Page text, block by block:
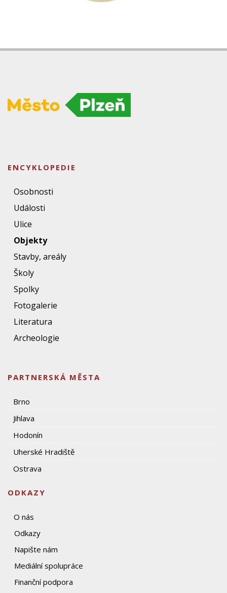
ENCYKLOPEDIE
Osobnosti
Události
Ulice
Objekty
Stavby, areály
Školy
Spolky
Fotogalerie
Literatura
Archeologie
PARTNERSKÁ MĚSTA
Brno
Jihlava
Hodonín
Uherské Hradiště
Ostrava
ODKAZY
O nás
Odkazy
Napište nám
Mediální spolupráce
Finanční podpora